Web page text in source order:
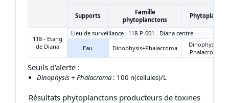
Supports
Famille
phytoplanctons
118 - Etang
de Diana
Lieu de surveillance : 118-P-001 - Diana centre
Eau
Dinophysis+Phalacroma
Dinophysis +
Phalacroma
Seuils d'alerte :
Dinophysis + Phalacroma : 100 n(cellules)/L
Résultats phytoplanctons producteurs de toxines